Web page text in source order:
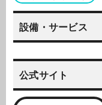
設備・サービス
公式サイト